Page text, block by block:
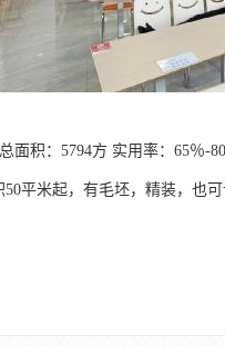
面积：5794方 实用率：65％-
平米起，有毛坯，精装，也可